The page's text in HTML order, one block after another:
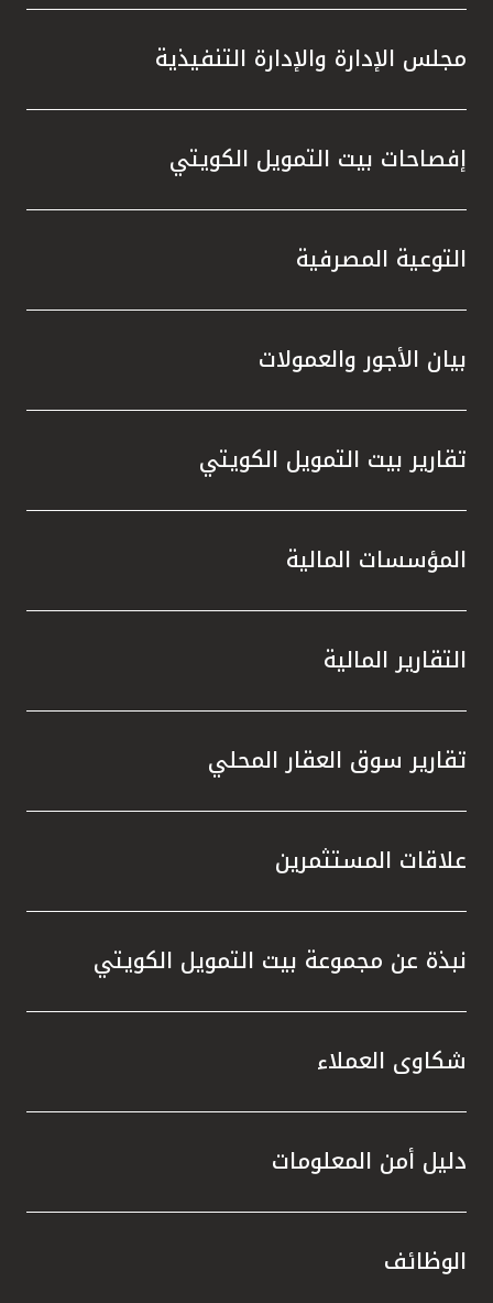
مجلس الإدارة والإدارة التنفيذية
إفصاحات بيت التمويل الكويتي
التوعية المصرفية
بيان الأجور والعمولات
تقارير بيت التمويل الكويتي
المؤسسات المالية
التقارير المالية
تقارير سوق العقار المحلي
علاقات المستثمرين
نبذة عن مجموعة بيت التمويل الكويتي
شكاوى العملاء
دليل أمن المعلومات
الوظائف